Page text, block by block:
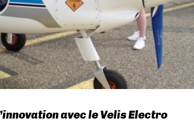
avec le Velis Electro